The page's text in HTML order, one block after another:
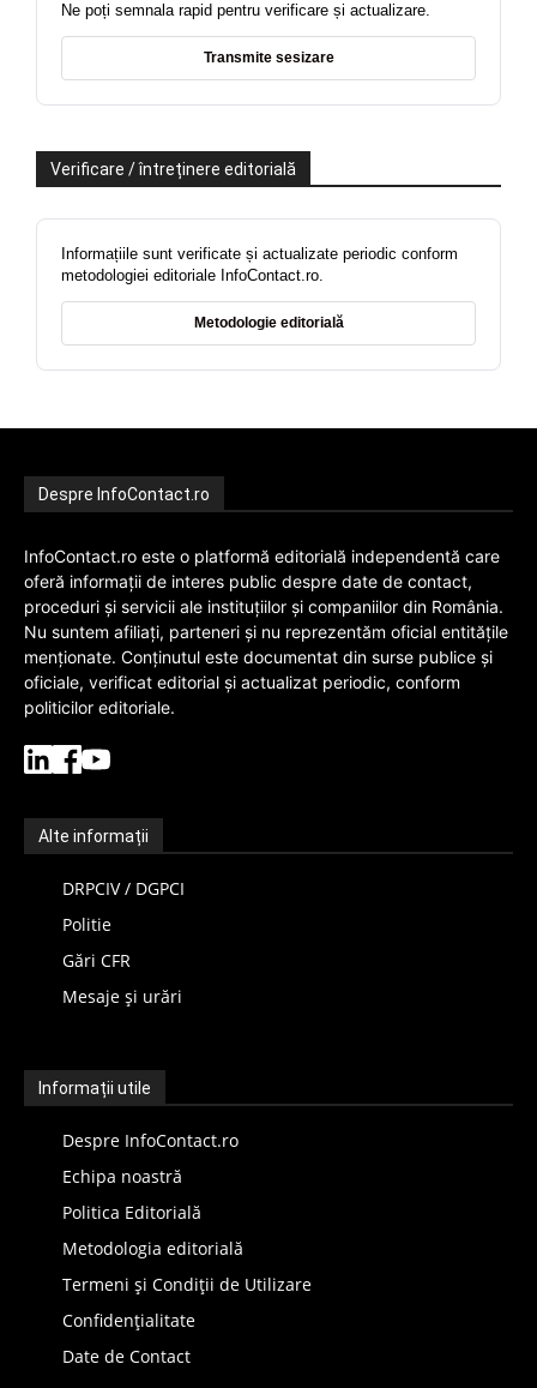
Ne poți semnala rapid pentru verificare și actualizare.
Transmite sesizare
Verificare / întreținere editorială
Informațiile sunt verificate și actualizate periodic conform
metodologiei editoriale InfoContact.ro.
Metodologie editorială
Despre InfoContact.ro
InfoContact.ro este o platformă editorială independentă care
oferă informații de interes public despre date de contact,
proceduri și servicii ale instituțiilor și companiilor din România.
Nu suntem afiliați, parteneri și nu reprezentăm oficial entitățile
menționate. Conținutul este documentat din surse publice și
oficiale, verificat editorial și actualizat periodic, conform
politicilor editoriale.
Alte informații
DRPCIV / DGPCI
Politie
Gări CFR
Mesaje și urări
Informații utile
Despre InfoContact.ro
Echipa noastră
Politica Editorială
Metodologia editorială
Termeni și Condiții de Utilizare
Confidențialitate
Date de Contact